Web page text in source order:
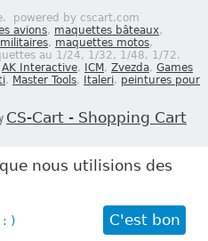
powered by cscart.com
avions, maquettes bâteaux,
, maquettes motos,
au 1/24, 1/32, 1/48, 1/72.
AK Interactive, ICM , Zvezda, Games
, Master Tools, Italeri, peintures pour
CS-Cart - Shopping Cart
nous utilisions des
: ) C'est bon